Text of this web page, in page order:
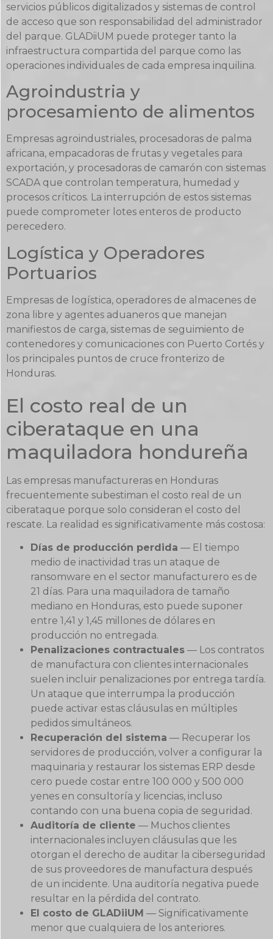
servicios públicos digitalizados y sistemas de control
de acceso que son responsabilidad del administrador
del parque. GLADiiUM puede proteger tanto la
infraestructura compartida del parque como las
operaciones individuales de cada empresa inquilina.
Agroindustria y
procesamiento de alimentos
Empresas agroindustriales, procesadoras de palma
africana, empacadoras de frutas y vegetales para
exportación, y procesadoras de camarón con sistemas
SCADA que controlan temperatura, humedad y
procesos críticos. La interrupción de estos sistemas
puede comprometer lotes enteros de producto
perecedero.
Logística y Operadores
Portuarios
Empresas de logística, operadores de almacenes de
zona libre y agentes aduaneros que manejan
manifiestos de carga, sistemas de seguimiento de
contenedores y comunicaciones con Puerto Cortés y
los principales puntos de cruce fronterizo de
Honduras.
El costo real de un
ciberataque en una
maquiladora hondureña
Las empresas manufactureras en Honduras
frecuentemente subestiman el costo real de un
ciberataque porque solo consideran el costo del
rescate. La realidad es significativamente más costosa:
Días de producción perdida — El tiempo
medio de inactividad tras un ataque de
ransomware en el sector manufacturero es de
21 días. Para una maquiladora de tamaño
mediano en Honduras, esto puede suponer
entre 1,41 y 1,45 millones de dólares en
producción no entregada.
Penalizaciones contractuales — Los contratos
de manufactura con clientes internacionales
suelen incluir penalizaciones por entrega tardía.
Un ataque que interrumpa la producción
puede activar estas cláusulas en múltiples
pedidos simultáneos.
Recuperación del sistema — Recuperar los
servidores de producción, volver a configurar la
maquinaria y restaurar los sistemas ERP desde
cero puede costar entre 100 000 y 500 000
yenes en consultoría y licencias, incluso
contando con una buena copia de seguridad.
Auditoría de cliente — Muchos clientes
internacionales incluyen cláusulas que les
otorgan el derecho de auditar la ciberseguridad
de sus proveedores de manufactura después
de un incidente. Una auditoría negativa puede
resultar en la pérdida del contrato.
El costo de GLADiiUM — Significativamente
menor que cualquiera de los anteriores.